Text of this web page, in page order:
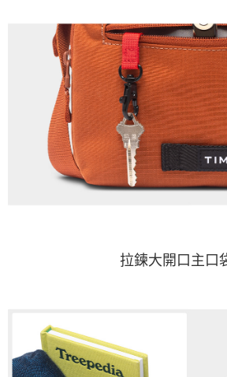
拉鍊大開口主口